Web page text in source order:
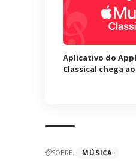
Aplicativo do
Classical chega
SOBRE: MÚSICA